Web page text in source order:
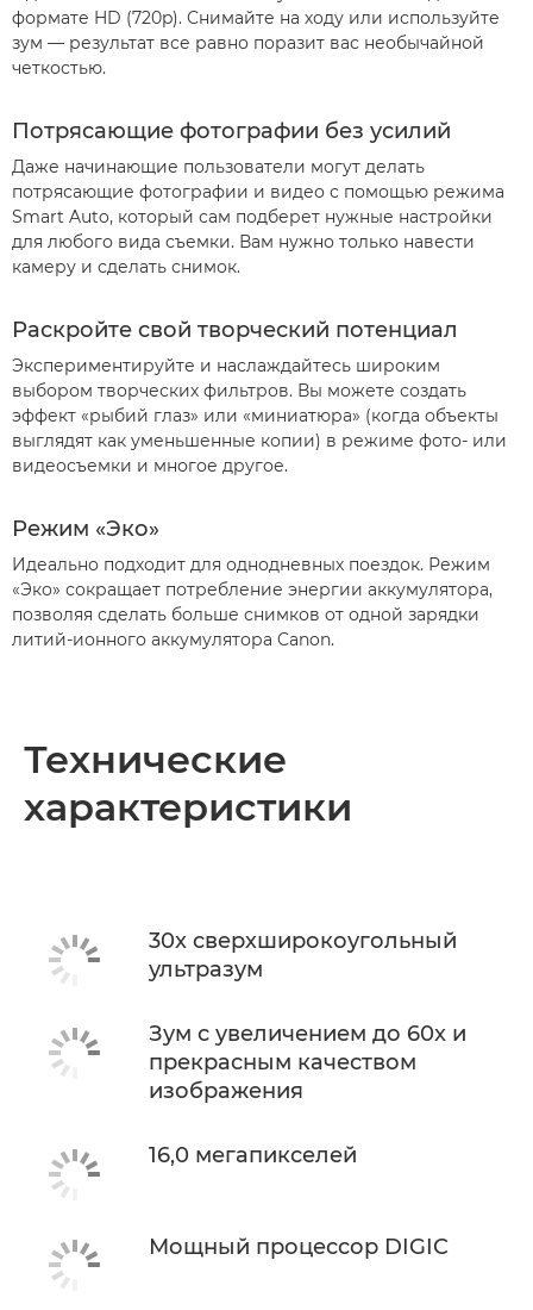
формате HD (720p). Снимайте на ходу или используйте
зум — результат все равно поразит вас необычайной
четкостью.
Потрясающие фотографии без усилий
Даже начинающие пользователи могут делать
потрясающие фотографии и видео с помощью режима
Smart Auto, который сам подберет нужные настройки
для любого вида съемки. Вам нужно только навести
камеру и сделать снимок.
Раскройте свой творческий потенциал
Экспериментируйте и наслаждайтесь широким
выбором творческих фильтров. Вы можете создать
эффект «рыбий глаз» или «миниатюра» (когда объекты
выглядят как уменьшенные копии) в режиме фото- или
видеосъемки и многое другое.
Режим «Эко»
Идеально подходит для однодневных поездок. Режим
«Эко» сокращает потребление энергии аккумулятора,
позволяя сделать больше снимков от одной зарядки
литий-ионного аккумулятора Canon.
Технические
характеристики
30x сверхширокоугольный
ультразум
Зум с увеличением до 60x и
прекрасным качеством
изображения
16,0 мегапикселей
Мощный процессор DIGIC